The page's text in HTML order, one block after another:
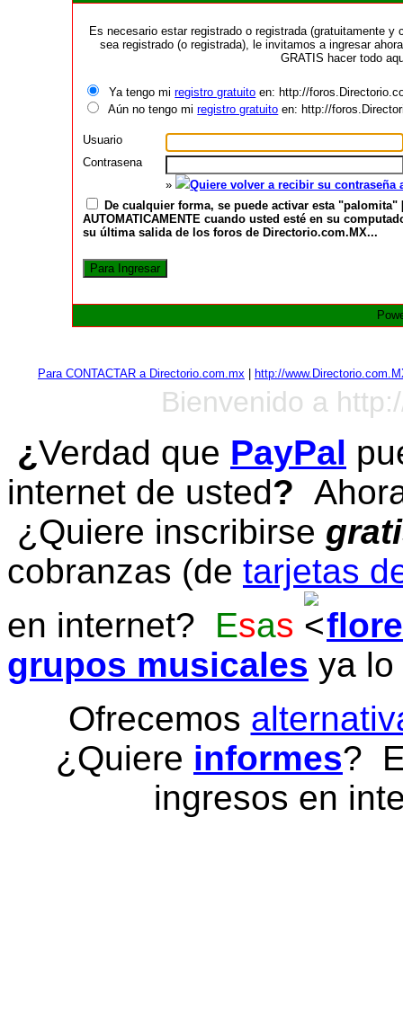
Es necesario estar registrado o registrada (gratuitamente
sea registrado (o registrada), le invitamos a ingresar
GRATIS hacer todo
Ya tengo miregistro gratuito en: http://
Aún no tengo miregistro gratuito en: http://
Usuario
Contrasena
»
Quiere volver a recibir su
De cualquier forma, se puede activar esta
AUTOMATICAMENTE cuando usted esté en su
su última salida de los foros de Directorio.com.MX...
Para CONTACTAR a Directorio.com.mx http://
Bienvenido a
¿Verdad que PayPal
internet de usted?
¿Quiere inscribirse
cobranzas (de tarjetas
en internet? Esas
grupos musicales ya
Ofrecemos
¿Quiere informes?
ingresos en